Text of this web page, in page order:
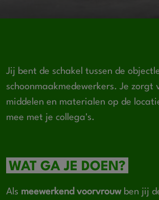
Jij bent de schakel tussen de
schoonmaakmedewerkers. Je zorgt
middelen en materialen op de
mee met je collega's.
WAT GA JE DOEN?
Als meewerkend voorvrouwben jij